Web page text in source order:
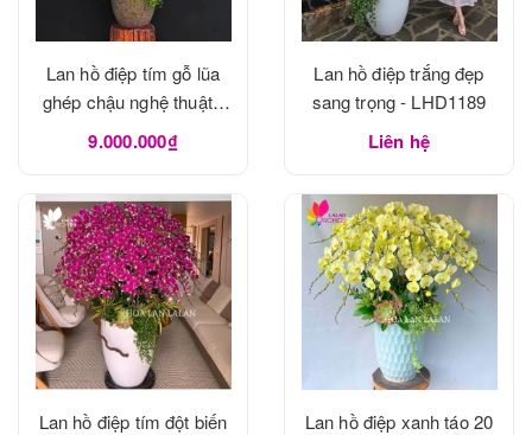
Lan hồ điệp tím gỗ lũa
ghép chậu nghệ thuật -
LHD1190
9.000.000₫
Lan hồ điệp trắng đẹp
sang trọng - LHD1189
Liên hệ
Lan hồ điệp tím đột biến
Lan hồ điệp xanh táo 20